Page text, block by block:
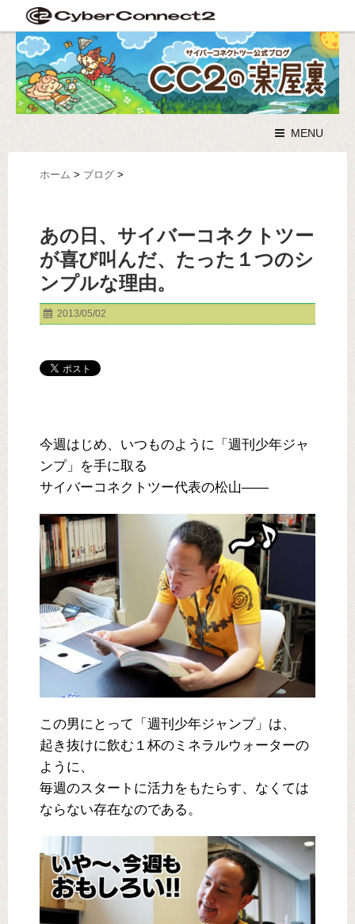
MENU
ホーム > ブログ >
あの日、サイバーコネクトツー
が喜び叫んだ、たった１つのシ
ンプルな理由。
2013/05/02
今週はじめ、いつものように「週刊少年ジャ
ンプ」を手に取る
サイバーコネクトツー代表の松山――
この男にとって「週刊少年ジャンプ」は、
起き抜けに飲む１杯のミネラルウォーターの
ように、
毎週のスタートに活力をもたらす、なくては
ならない存在なのである。